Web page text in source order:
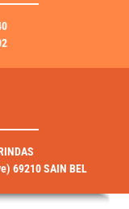
69210 SAIN BEL